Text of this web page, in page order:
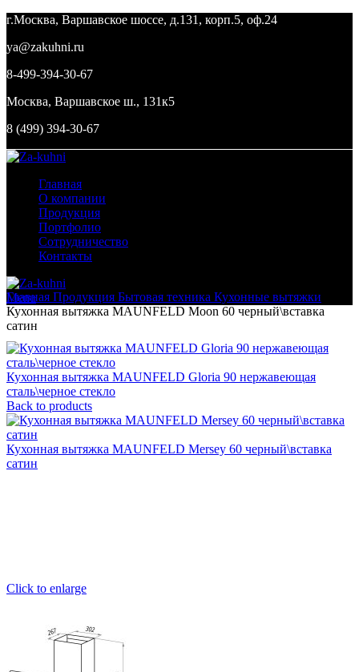
г.Москва, Варшавское шоссе, д.131, корп.5, оф.24
ya@zakuhni.ru
8-499-394-30-67
Москва, Варшавское ш., 131к5
8 (499) 394-30-67
Главная
О компании
Продукция
Портфолио
Сотрудничество
Контакты
Menu
Главная Продукция Бытовая техника Кухонные вытяжки
Кухонная вытяжка MAUNFELD Moon 60 черный\вставка
сатин
Кухонная вытяжка MAUNFELD Gloria 90 нержавеющая
сталь\черное стекло
Back to products
Кухонная вытяжка MAUNFELD Mersey 60 черный\вставка
сатин
Click to enlarge